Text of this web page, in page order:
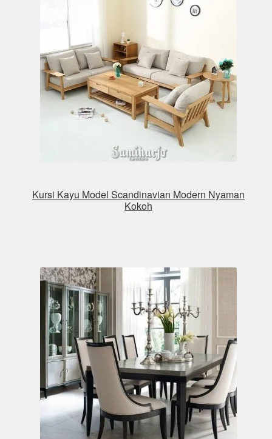
Kursi Kayu Model Scandinavian Modern Nyaman
Kokoh